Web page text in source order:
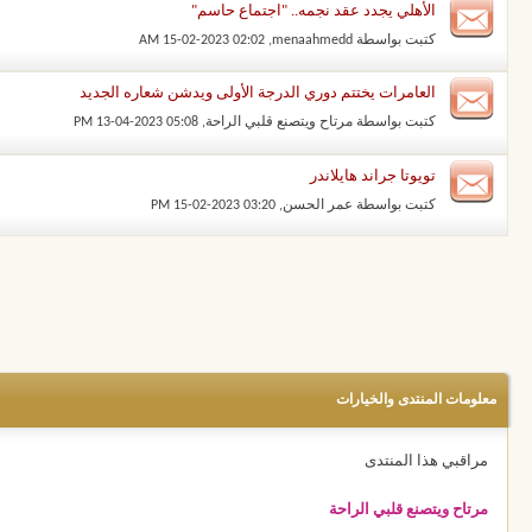
الأهلي يجدد عقد نجمه.. "اجتماع حاسم"
كتبت بواسطة menaahmedd
‏, 15-02-2023 02:02 AM
العامرات يختتم دوري الدرجة الأولى ويدشن شعاره الجديد
كتبت بواسطة مرتاح ويتصنع قلبي الراحة‏, 13-04-2023 05:08 PM
تويوتا جراند هايلاندر
كتبت بواسطة عمر الحسن‏, 15-02-2023 03:20 PM
معلومات المنتدى والخيارات
مراقبي هذا المنتدى
مرتاح ويتصنع قلبي الراحة